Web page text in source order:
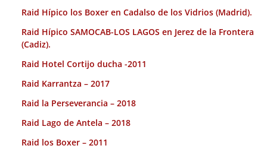
Raid Hípico los Boxer en Cadalso de los Vidrios (Madrid).
Raid Hípico SAMOCAB-LOS LAGOS en Jerez de la Frontera
(Cadiz).
Raid Hotel Cortijo ducha -2011
Raid Karrantza – 2017
Raid la Perseverancia – 2018
Raid Lago de Antela – 2018
Raid los Boxer – 2011